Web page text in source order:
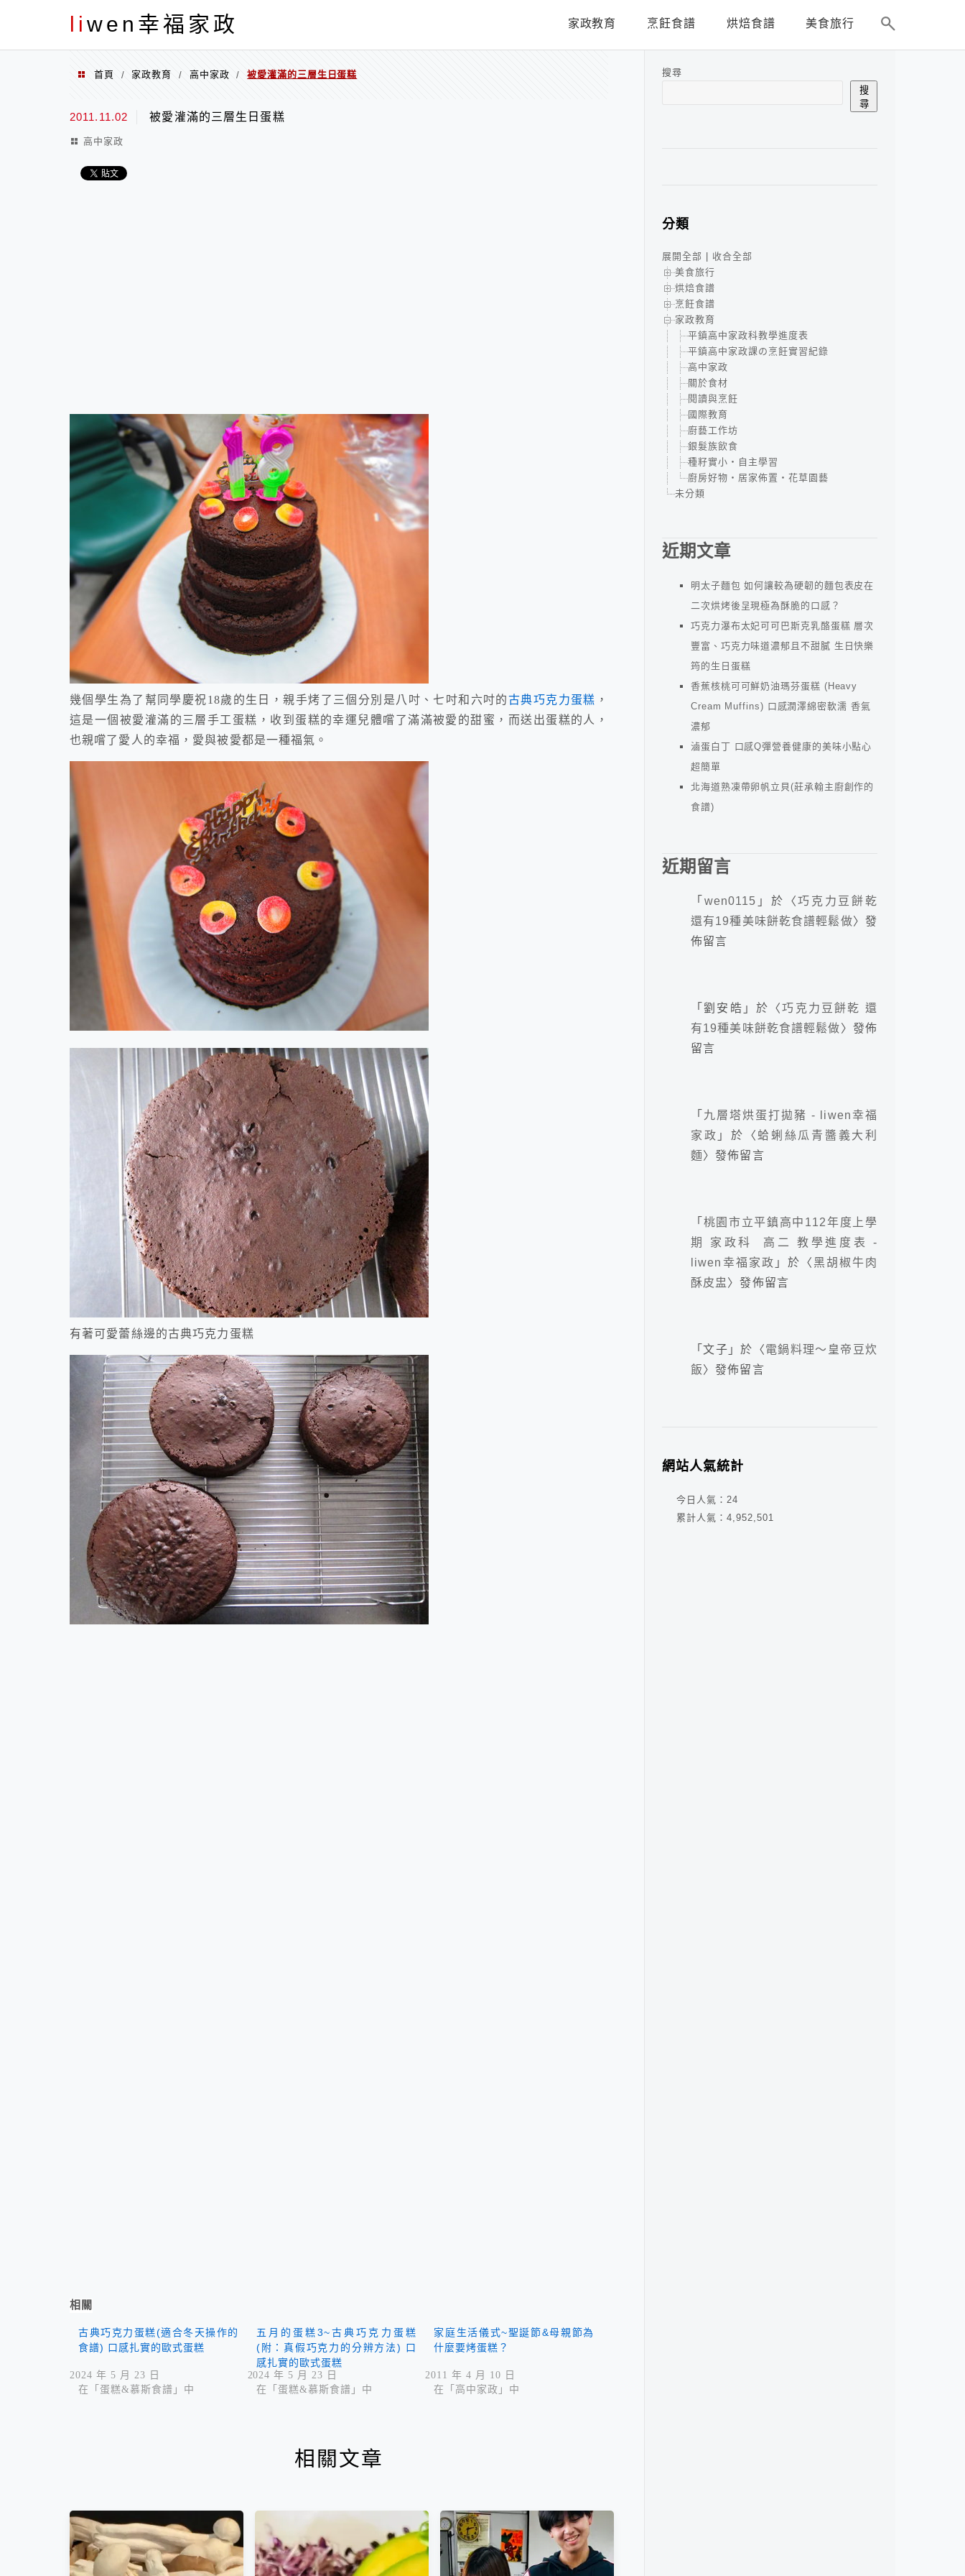
li wen幸福家政
menu
家政教育 烹飪食譜 烘焙食譜 美食旅行
首頁 / 家政教育 / 高中家政 / 被愛灌滿的三層生日蛋糕
2011.11.02 被愛灌滿的三層生日蛋糕
高中家政
幾個學生為了幫同學慶祝18歲的生日，親手烤了三個分別是八吋、七吋和六吋的古典巧克力蛋糕 ，
這是一個被愛灌滿的三層手工蛋糕，收到蛋糕的幸運兒體嚐了滿滿被愛的甜蜜，而送出蛋糕的人，
也親嚐了愛人的幸福，愛與被愛都是一種福氣。
有著可愛蕾絲邊的古典巧克力蛋糕
相關
古典巧克力蛋糕(適合冬天操作的
食譜) 口感扎實的歐式蛋糕
2024 年 5 月 23 日
在「蛋糕&慕斯食譜」中
五月的蛋糕3~古典巧克力蛋糕
(附：真假巧克力的分辨方法) 口
感扎實的歐式蛋糕
2024 年 5 月 23 日
在「蛋糕&慕斯食譜」中
家庭生活儀式~聖誕節&母親節為
什麼要烤蛋糕？
2011 年 4 月 10 日
在「高中家政」中
相關文章
搜尋
搜
尋
分類
展開全部
收合全部
美食旅行
烘焙食譜
烹飪食譜
家政教育
平鎮高中家政科教學進度表
平鎮高中家政課の烹飪實習紀錄
高中家政
關於食材
閱讀與烹飪
國際教育
廚藝工作坊
銀髮族飲食
種籽實小‧自主學習
廚房好物‧居家佈置‧花草園藝
未分類
近期文章
明太子麵包 如何讓較為硬韌的麵包表皮在
二次烘烤後呈現極為酥脆的口感？
巧克力瀑布太妃可可巴斯克乳酪蛋糕 層次
豐富、巧克力味道濃郁且不甜膩 生日快樂
筠的生日蛋糕
香蕉核桃可可鮮奶油瑪芬蛋糕 (Heavy
Cream Muffins) 口感潤澤綿密軟濡 香氣
濃郁
滷蛋白丁 口感Q彈營養健康的美味小點心
超簡單
北海道熟凍帶卵帆立貝(莊承翰主廚創作的
食譜)
近期留言
「 wen0115 」於〈巧克力豆餅乾
還有19種美味餅乾食譜輕鬆做〉發
佈留言
「劉安皓 」於〈巧克力豆餅乾 還
有19種美味餅乾食譜輕鬆做〉發佈
留言
「 九層塔烘蛋打拋豬 - liwen幸福
家政 」於〈 蛤蜊絲瓜青醬義大利
麵〉發佈留言
「 桃園市立平鎮高中112年度上學
期 家政科 高二 教學進度表 -
liwen幸福家政 」於〈 黑胡椒牛肉
酥皮盅 〉發佈留言
「文子 」於〈電鍋料理～皇帝豆炊
飯〉發佈留言
網站人氣統計
今日人氣： 24
累計人氣： 4,952,501